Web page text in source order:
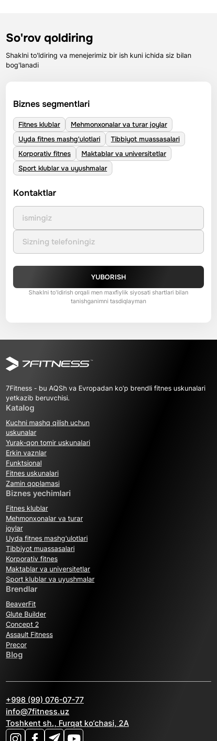
So'rov qoldiring
Shaklni to'ldiring va menejerimiz bir ish kuni ichida siz bilan
bog'lanadi
Biznes segmentlari
Fitnes klublar
Mehmonxonalar va turar joylar
Uyda fitnes mashg'ulotlari
Tibbiyot muassasalari
Korporativ fitnes
Maktablar va universitetlar
Sport klublar va uyushmalar
Kontaktlar
YUBORISH
Shaklni to'ldirish orqali men maxfiylik siyosati shartlari bilan
tanishganimni tasdiqlayman
7Fitness - bu AQSh va Evropadan ko'p brendli fitnes uskunalari
yetkazib beruvchisi.
Katalog
Kuchni mashq qilish uchun
uskunalar
Yurak-qon tomir uskunalari
Erkin vaznlar
Funktsional
Fitnes uskunalari
Zamin qoplamasi
Biznes yechimlari
Fitnes klublar
Mehmonxonalar va turar
joylar
Uyda fitnes mashg'ulotlari
Tibbiyot muassasalari
Korporativ fitnes
Maktablar va universitetlar
Sport klublar va uyushmalar
Brendlar
BeaverFit
Glute Builder
Concept 2
Assault Fitness
Precor
Blog
+998 (99) 076-07-77
info@7fitness.uz
Toshkent sh., Furqat ko‘chasi, 2A